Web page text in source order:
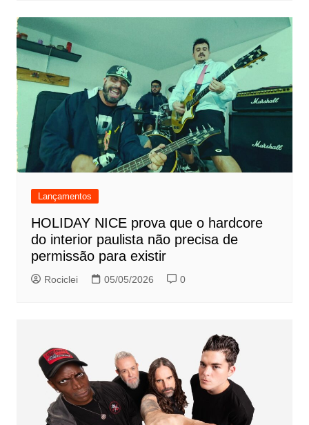
Lançamentos
HOLIDAY NICE prova que o hardcore
do interior paulista não precisa de
permissão para existir
Rociclei 05/05/2026 0